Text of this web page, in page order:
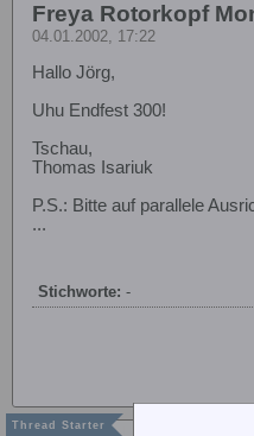
Freya Rotorkopf
04.01.2002, 17:22
Hallo Jörg,
Uhu Endfest 300!
Tschau,
Thomas Isariuk
P.S.: Bitte auf parallele
...
Stichworte: -